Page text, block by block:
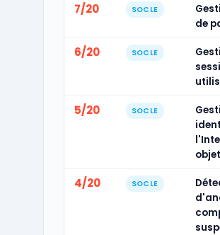
7/20 SOCLE
de
6/20 SOCLE
5/20 SOCLE
4/20 SOCLE